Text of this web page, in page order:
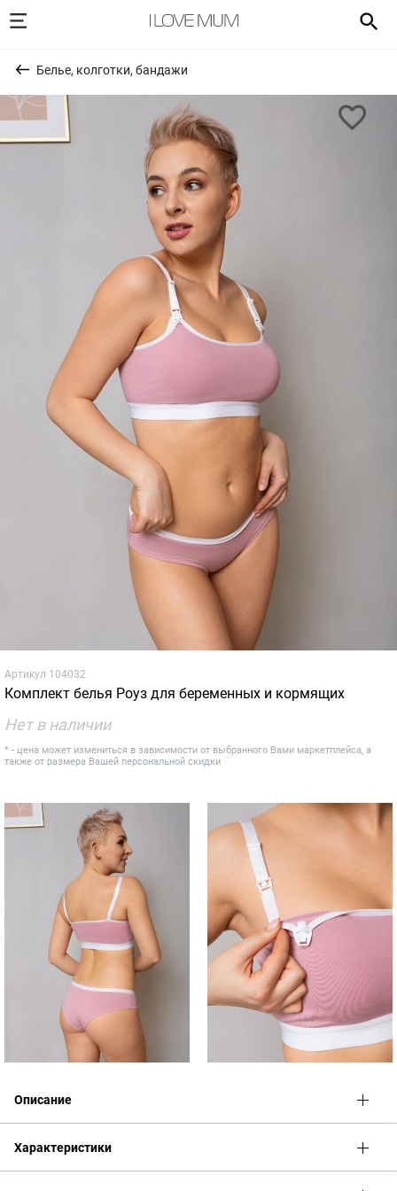
Белье, колготки, бандажи
Артикул 104032
Комплект белья Роуз для беременных и кормящих
Нет в наличии
* - цена может измениться в зависимости от выбранного Вами маркетплейса, а
также от размера Вашей персональной скидки
Описание
Базовый комфортный и практичный комплект для
беременных и кормящих в спортивном стиле.
Выполнен из хлопкового трикотажа.
разработан с учетом изменения пропорций тела
Характеристики